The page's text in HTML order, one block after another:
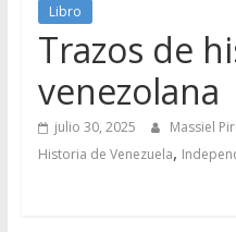
Libro
Trazos de
venezolana
julio 30, 2025 Massiel
Historia de Venezuela,